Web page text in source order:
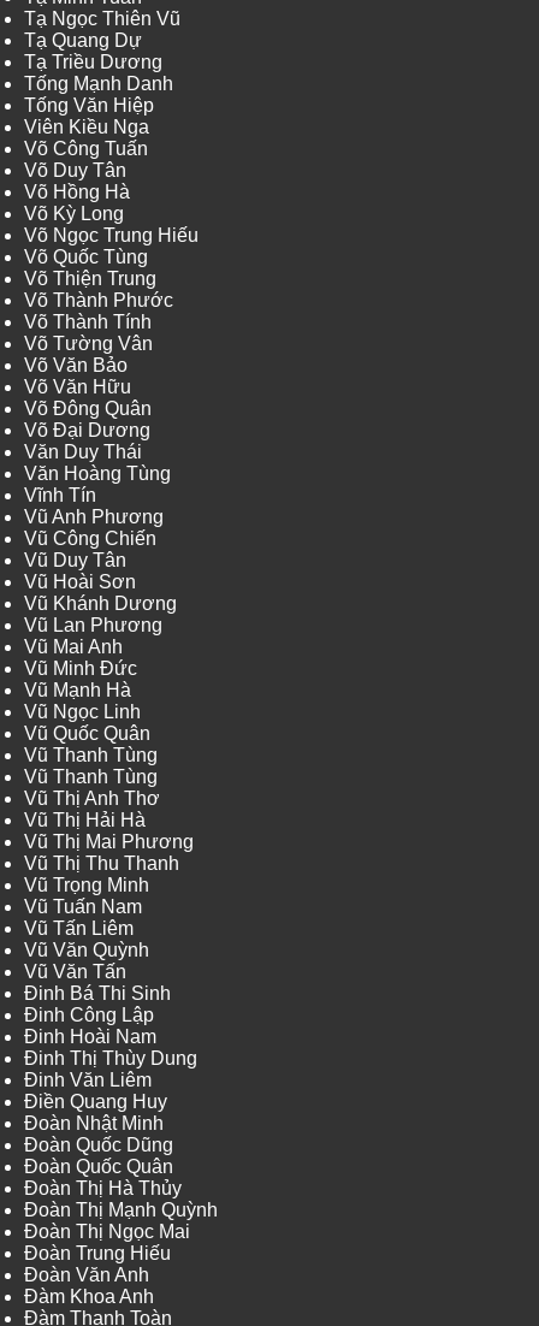
Tạ Ngọc Thiên Vũ
Tạ Quang Dự
Tạ Triều Dương
Tống Mạnh Danh
Tống Văn Hiệp
Viên Kiều Nga
Võ Công Tuấn
Võ Duy Tân
Võ Hồng Hà
Võ Kỳ Long
Võ Ngọc Trung Hiếu
Võ Quốc Tùng
Võ Thiện Trung
Võ Thành Phước
Võ Thành Tính
Võ Tường Vân
Võ Văn Bảo
Võ Văn Hữu
Võ Đông Quân
Võ Đại Dương
Văn Duy Thái
Văn Hoàng Tùng
Vĩnh Tín
Vũ Anh Phương
Vũ Công Chiến
Vũ Duy Tân
Vũ Hoài Sơn
Vũ Khánh Dương
Vũ Lan Phương
Vũ Mai Anh
Vũ Minh Đức
Vũ Mạnh Hà
Vũ Ngọc Linh
Vũ Quốc Quân
Vũ Thanh Tùng
Vũ Thanh Tùng
Vũ Thị Anh Thơ
Vũ Thị Hải Hà
Vũ Thị Mai Phương
Vũ Thị Thu Thanh
Vũ Trọng Minh
Vũ Tuấn Nam
Vũ Tấn Liêm
Vũ Văn Quỳnh
Vũ Văn Tấn
Đinh Bá Thi Sinh
Đinh Công Lập
Đinh Hoài Nam
Đinh Thị Thùy Dung
Đinh Văn Liêm
Điền Quang Huy
Đoàn Nhật Minh
Đoàn Quốc Dũng
Đoàn Quốc Quân
Đoàn Thị Hà Thủy
Đoàn Thị Mạnh Quỳnh
Đoàn Thị Ngọc Mai
Đoàn Trung Hiếu
Đoàn Văn Anh
Đàm Khoa Anh
Đàm Thanh Toàn